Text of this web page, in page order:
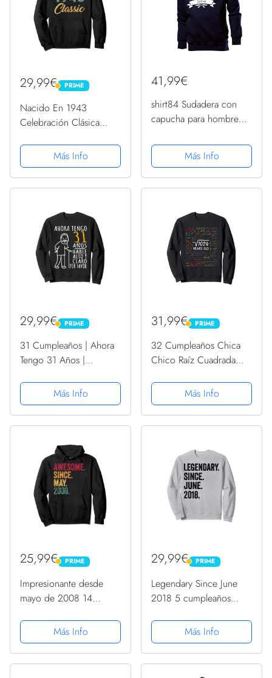
29,99€ PRIME
PRIME
Nacido En 1943
Celebración Clásica
Sudadera con Capucha
Más Info
41,99€
shirt84 Sudadera con
capucha para hombre
de laurel, 78
cumpleaños, azul
marino, S
Más Info
29,99€ PRIME
PRIME
31 Cumpleaños | Ahora
Tengo 31 Años |
SudaderaMás Info
31,99€ PRIME
PRIME
32 Cumpleaños Chica
Chico Raíz Cuadrada
SudaderaMás Info
25,99€ PRIME
PRIME
Impresionante desde
mayo de 2008 14
años Sudadera con
Capucha
Más Info
29,99€ PRIME
PRIME
Legendary Since June
2018 5 cumpleaños
Más Info